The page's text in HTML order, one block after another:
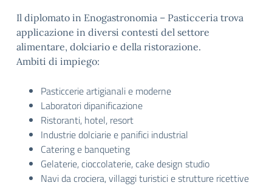
Il diplomato in Enogastronomia – Pasticceria trova
applicazione in diversi contesti del settore
alimentare, dolciario e della ristorazione.
Ambiti di impiego:
Pasticcerie artigianali e moderne
Laboratori dipanificazione
Ristoranti, hotel, resort
Industrie dolciarie e panifici industrial
Catering e banqueting
Gelaterie, cioccolaterie, cake design studio
Navi da crociera, villaggi turistici e strutture ricettive